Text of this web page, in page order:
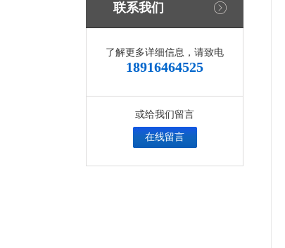
联系我们
了解更多详细信息，请致电
18916464525
或给我们留言
在线留言